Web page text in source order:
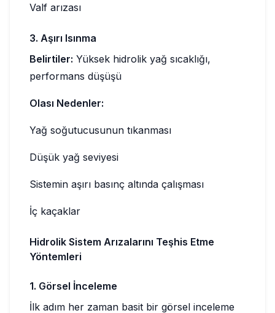
Valf arızası
3. Aşırı Isınma
Belirtiler: Yüksek hidrolik yağ sıcaklığı,
performans düşüşü
Olası Nedenler:
Yağ soğutucusunun tıkanması
Düşük yağ seviyesi
Sistemin aşırı basınç altında çalışması
İç kaçaklar
Hidrolik Sistem Arızalarını Teşhis Etme
Yöntemleri
1. Görsel İnceleme
İlk adım her zaman basit bir görsel inceleme